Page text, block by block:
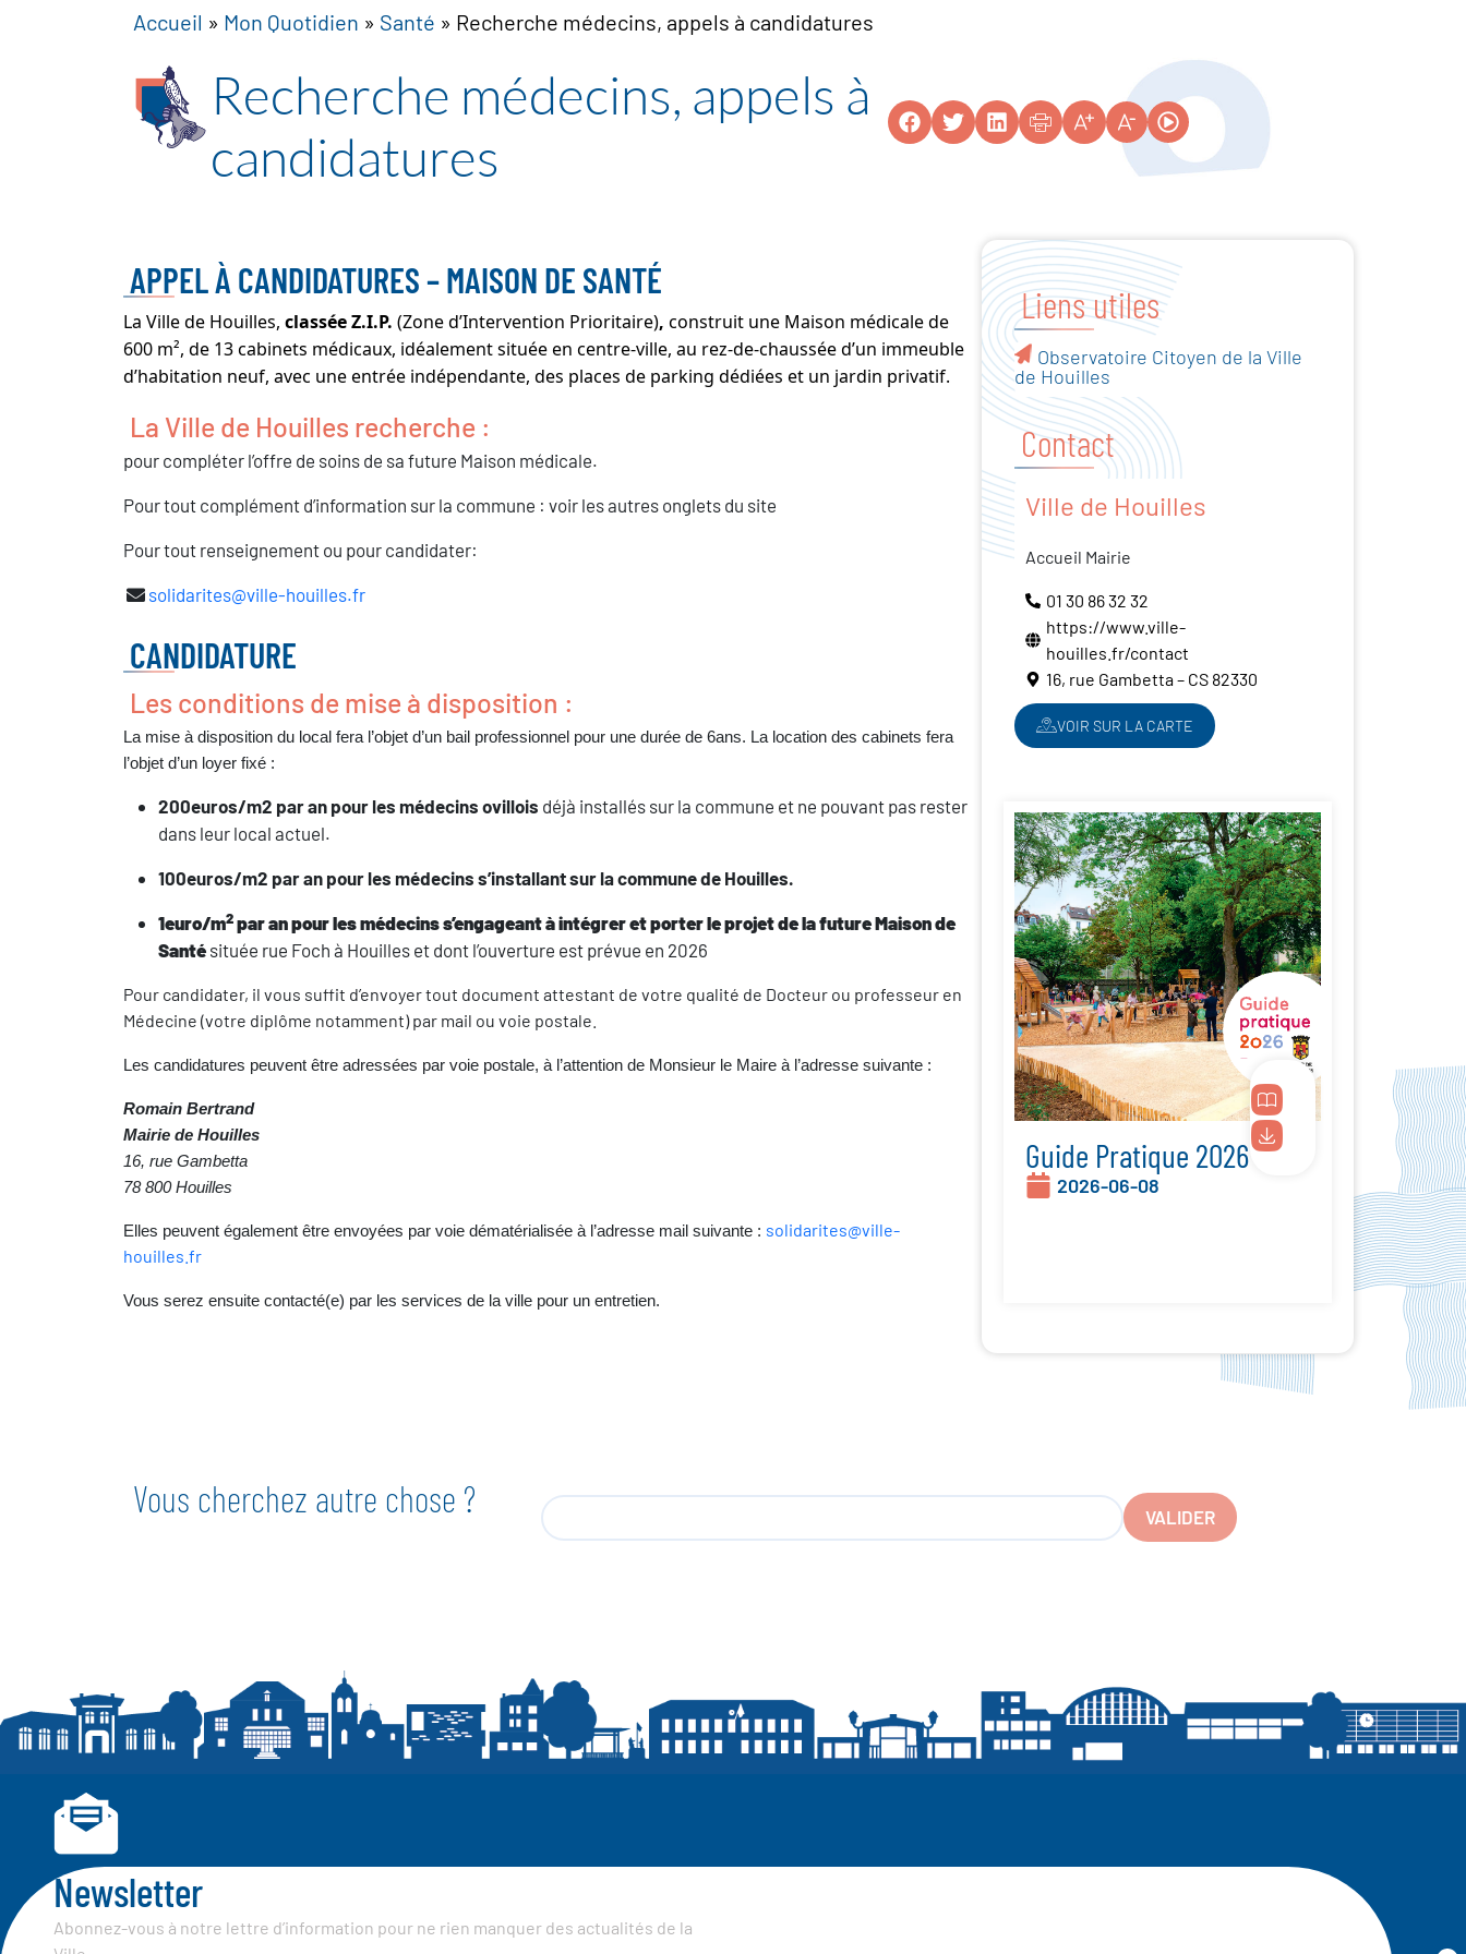
Square
Accueil » Mon Quotidien » Santé » Recherche médecins, appels à candidatures
Recherche médecins, appels à
candidatures
APPEL À CANDIDATURES – MAISON DE SANTÉ
La Ville de Houilles, classée Z.I.P. (Zone d’Intervention Prioritaire), construit une Maison médicale de
600 m², de 13 cabinets médicaux, idéalement située en centre-ville, au rez-de-chaussée d’un immeuble
d’habitation neuf, avec une entrée indépendante, des places de parking dédiées et un jardin privatif.
La Ville de Houilles recherche :
pour compléter l’offre de soins de sa future Maison médicale.
Pour tout complément d’information sur la commune : voir les autres onglets du site
Pour tout renseignement ou pour candidater:
solidarites@ville-houilles.fr
CANDIDATURE
Les conditions de mise à disposition :
La mise à disposition du local fera l’objet d’un bail professionnel pour une durée de 6ans. La location des cabinets fera
l’objet d’un loyer fixé :
200euros/m2 par an pour les médecins ovillois déjà installés sur la commune et ne pouvant pas rester
dans leur local actuel.
100euros/m2 par an pour les médecins s’installant sur la commune de Houilles.
1euro/m2par an pour les médecins s’engageant à intégrer et porter le projet de la future Maison de
Santé située rue Foch à Houilles et dont l’ouverture est prévue en 2026
Pour candidater, il vous suffit d’envoyer tout document attestant de votre qualité de Docteur ou professeur en
Médecine (votre diplôme notamment) par mail ou voie postale.
Les candidatures peuvent être adressées par voie postale, à l’attention de Monsieur le Maire à l’adresse suivante :
Romain Bertrand
Mairie de Houilles
16, rue Gambetta
78 800 Houilles
Elles peuvent également être envoyées par voie dématérialisée à l’adresse mail suivante : solidarites@ville-
houilles.fr
Vous serez ensuite contacté(e) par les services de la ville pour un entretien.
Liens utiles
Observatoire Citoyen de la Ville
de Houilles
Contact
Ville de Houilles
Accueil Mairie
01 30 86 32 32
https://www.ville-
houilles.fr/contact
16, rue Gambetta – CS 82330
VOIR SUR LA CARTE
2026-06-08
Guide Pratique 2026
Vous cherchez autre chose ? VALIDER
Newsletter
Abonnez-vous à notre lettre d’information pour ne rien manquer des actualités de la